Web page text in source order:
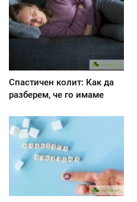
Спастичен колит: Как да
разберем, че го имаме